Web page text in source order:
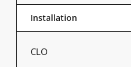
Installation
CLO